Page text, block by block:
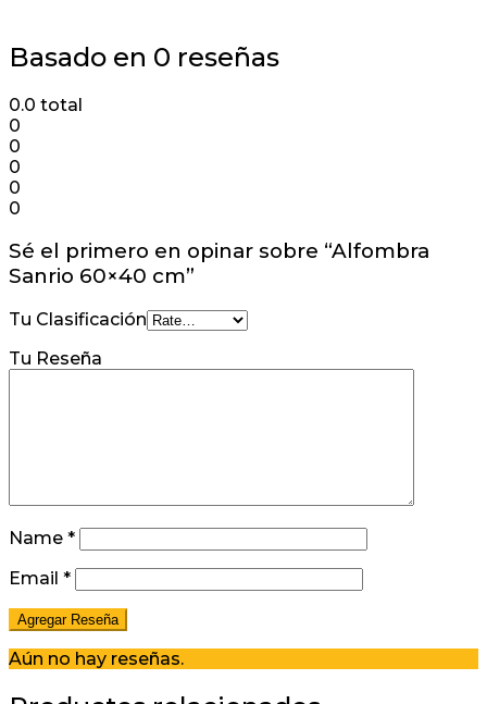
Basado en 0 reseñas
0.0 total
0
0
0
0
0
Sé el primero en opinar sobre “Alfombra
Sanrio 60×40 cm”
Tu Clasificación
Tu Reseña
Name *
Email *
Aún no hay reseñas.